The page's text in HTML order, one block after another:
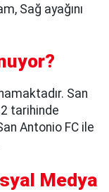
Sağ ayağını
San
tarihinde
Antonio FC ile
Medya